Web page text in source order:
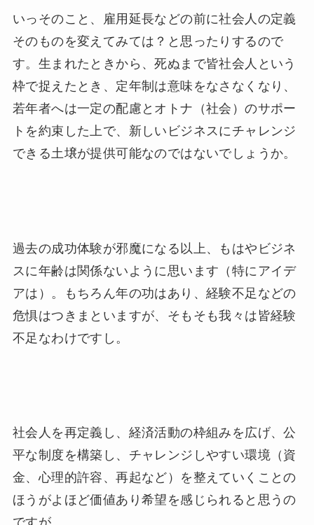
いっそのこと、雇用延長などの前に社会人の定義
そのものを変えてみては？と思ったりするので
す。生まれたときから、死ぬまで皆社会人という
枠で捉えたとき、定年制は意味をなさなくなり、
若年者へは一定の配慮とオトナ（社会）のサポー
トを約束した上で、新しいビジネスにチャレンジ
できる土壌が提供可能なのではないでしょうか。
過去の成功体験が邪魔になる以上、もはやビジネ
スに年齢は関係ないように思います（特にアイデ
アは）。もちろん年の功はあり、経験不足などの
危惧はつきまといますが、そもそも我々は皆経験
不足なわけですし。
社会人を再定義し、経済活動の枠組みを広げ、公
平な制度を構築し、チャレンジしやすい環境（資
金、心理的許容、再起など）を整えていくことの
ほうがよほど価値あり希望を感じられると思うの